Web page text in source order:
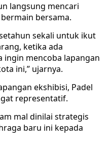
langsung mencari
bersama.
sekali untuk ikut
ketika ada
ingin mencoba lapangan
ini,” ujarnya.
ekshibisi, Padel
representatif.
mal dinilai strategis
baru ini kepada